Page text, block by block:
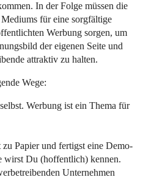
In der Folge müssen die
für eine sorgfältige
Werbung sorgen, um
der eigenen Seite und
attraktiv zu halten.
Wege:
Werbung ist ein Thema für
Papier und fertigst eine Demo-
wirst Du (hoffentlich) kennen.
Unternehmen